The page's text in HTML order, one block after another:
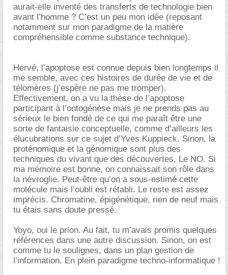
aurait-elle inventé des transferts de technologie bien
avant l’homme ? C’est un peu mon idée (reposant
notamment sur mon paradigme de la matière
compréhensible comme substance technique).
Hervé, l’apoptose est connue depuis bien longtemps il
me semble, avec ces histoires de durée de vie et de
télomères (j’espère ne pas me tromper).
Effectivement, on a vu la thèse de l’apoptose
participant à l’ontogénèse mais je ne prends pas au
sérieux le bien fondé de ce qui me paraît être une
sorte de fantaisie conceptuelle, comme d’ailleurs les
élucubrations sur ce sujet d’Yves Kuppieck. Sinon, la
proténomique et la génomique sont plus des
techniques du vivant que des découvertes. Le NO. Si
ma mémoire est bonne, on connaissait son rôle dans
la névroglie. Peut-être qu’on a sous-estimé cette
molécule mais l’oubli est rétabli. Le reste est assez
imprécis. Chromatine, épigénétique, rien de neuf mais
tu étais sans doute pressé.
Yoyo, oui le prion. Au fait, tu m’avais promis quelques
références dans une autre discussion. Sinon, on est
comme tu le soulignes, dans un plan gestion de
l’information. En plein paradigme techno-informatique !